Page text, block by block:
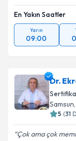
En Yakın Saatler
Yarın
09:00
Dr.
Samsun
5 (31
Çok ama çok